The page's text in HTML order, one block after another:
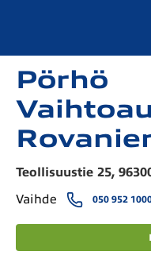
Pörhö
Teollisuustie 25,
Vaihde
050 952